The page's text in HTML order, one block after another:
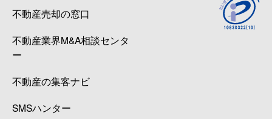
不動産売却の窓口
不動産業界M&A相談センタ
ー
不動産の集客ナビ
SMSハンター